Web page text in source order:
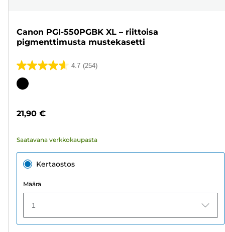
Canon PGI-550PGBK XL – riittoisa
pigmenttimusta mustekasetti
4.7 (254)
4.7/5
tähteä.
Värikasetti
21,90 €
Saatavana verkkokaupasta
Kertaostos
Määrä
1